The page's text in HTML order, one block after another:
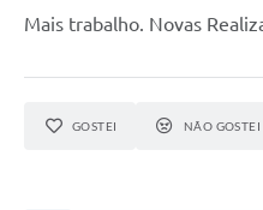
Mais trabalho. Novas
GOSTEI NÃO GOSTEI